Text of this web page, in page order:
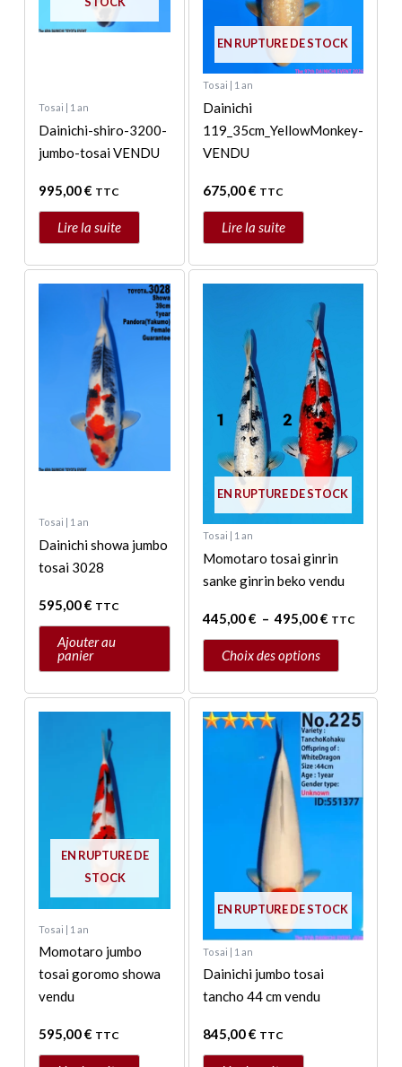
Tosai | 1 an
Dainichi-shiro-3200-
jumbo-tosai VENDU
995,00€ TTC
Lire la suite
EN RUPTURE DE STOCK
Tosai | 1 an
Dainichi
119_35cm_YellowMonkey-
VENDU
675,00€ TTC
Lire la suite
Tosai | 1 an
Dainichi showa jumbo
tosai 3028
595,00€ TTC
Ajouter au
panier
EN RUPTURE DE STOCK
Tosai | 1 an
Momotaro tosai ginrin
sanke ginrin beko vendu
445,00€ – 495,00€
à
495,00 €
TTC
Choix des options
plusieurs
variations.
options
peuvent
être
choisies
la
EN RUPTURE DE
STOCK
Tosai | 1 an
Momotaro jumbo
tosai goromo showa
vendu
595,00€ TTC
EN RUPTURE DE STOCK
Tosai | 1 an
Dainichi jumbo tosai
tancho 44 cm vendu
845,00€ TTC